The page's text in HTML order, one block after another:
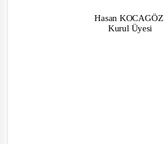
Hasan KOCAGÖZ
Kurul Üyesi